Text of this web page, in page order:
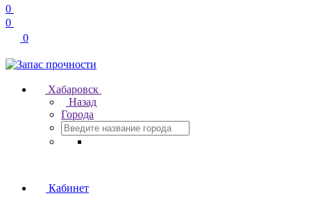
0
0
0
Хабаровск
Назад
Города
Кабинет